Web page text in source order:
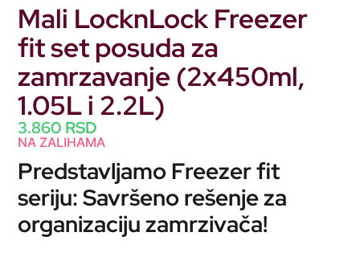
Mali LocknLock Freezer
fit set posuda za
zamrzavanje (2x450ml,
1.05L i 2.2L)
3.860 RSD
NA ZALIHAMA
Predstavljamo Freezer fit
seriju: Savršeno rešenje za
organizaciju zamrzivača!